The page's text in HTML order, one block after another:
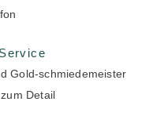
Gold-schmiedemeister
Detail